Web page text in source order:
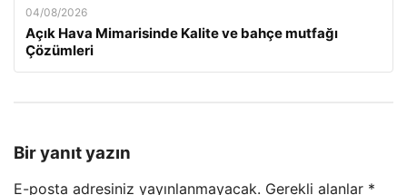
04/08/2026
Açık Hava Mimarisinde Kalite ve bahçe mutfağı
Çözümleri
Bir yanıt yazın
E-posta adresiniz yayınlanmayacak. Gerekli alanlar *